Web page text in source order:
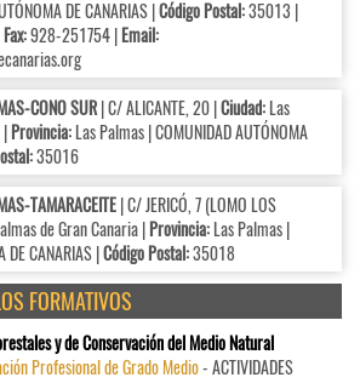
DE CANARIAS |Código Postal:35013 |
Fax:928-251754 |Email:
CONO SUR| C/ ALICANTE, 20 |Ciudad:Las
|Provincia:Las Palmas | COMUNIDAD AUTÓNOMA
35016
TAMARACEITE| C/ JERICÓ, 7 (LOMO LOS
de Gran Canaria |Provincia:Las Palmas |
DE CANARIAS |Código Postal:35018
FORMATIVOS
y de Conservación del Medio Natural
Profesional de Grado Medio- ACTIVIDADES